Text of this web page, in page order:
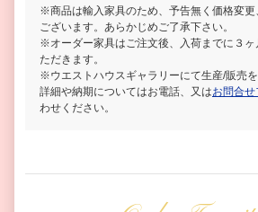
※商品は輸入家具のため、予告無く価格変
ございます。あらかじめご了承下さい。
※オーダー家具はご注文後、入荷までに３
ただきます。
※ウエストハウスギャラリーにて生産/販売
詳細や納期についてはお電話、又はお問合せ
わせください。